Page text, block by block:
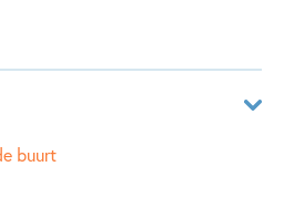
buurt